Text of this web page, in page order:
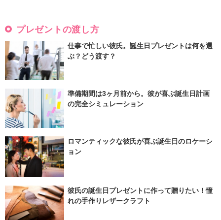
プレゼントの渡し方
仕事で忙しい彼氏。誕生日プレゼントは何を選
ぶ？どう渡す？
準備期間は3ヶ月前から。彼が喜ぶ誕生日計画
の完全シミュレーション
ロマンティックな彼氏が喜ぶ誕生日のロケーシ
ョン
彼氏の誕生日プレゼントに作って贈りたい！憧
れの手作りレザークラフト